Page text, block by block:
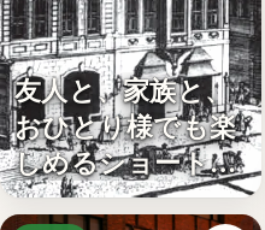
友人と、家族と、
おひとり様でも楽
しめるショート・
コンサー…